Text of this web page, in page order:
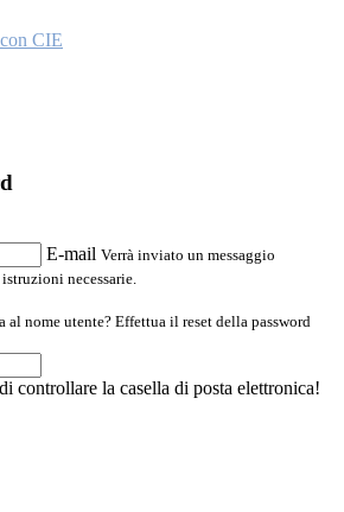
CIE
E-mail Verrà inviato un messaggio
necessarie.
al nome utente? Effettua il reset della password
controllare la casella di posta elettronica!